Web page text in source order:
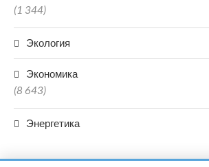
(1 344)
Экология
Экономика
(8 643)
Энергетика